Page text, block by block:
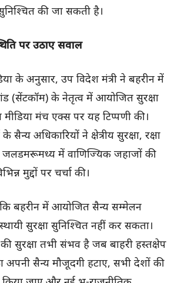
की जा सकती है।
पर उठाए सवाल
के अनुसार, उप विदेश मंत्री ने बहरीन में
(सेंटकॉम) के नेतृत्व में आयोजित सुरक्षा
मीडिया मंच एक्स पर यह टिप्पणी की।
अधिकारियों ने क्षेत्रीय सुरक्षा, रक्षा
जलडमरूमध्य में वाणिज्यिक जहाजों की
मुद्दों पर चर्चा की।
कि बहरीन में आयोजित सैन्य सम्मेलन
सुरक्षा सुनिश्चित नहीं कर सकता।
सुरक्षा तभी संभव है जब बाहरी हस्तक्षेप
अपनी सैन्य मौजूदगी हटाए, सभी देशों की